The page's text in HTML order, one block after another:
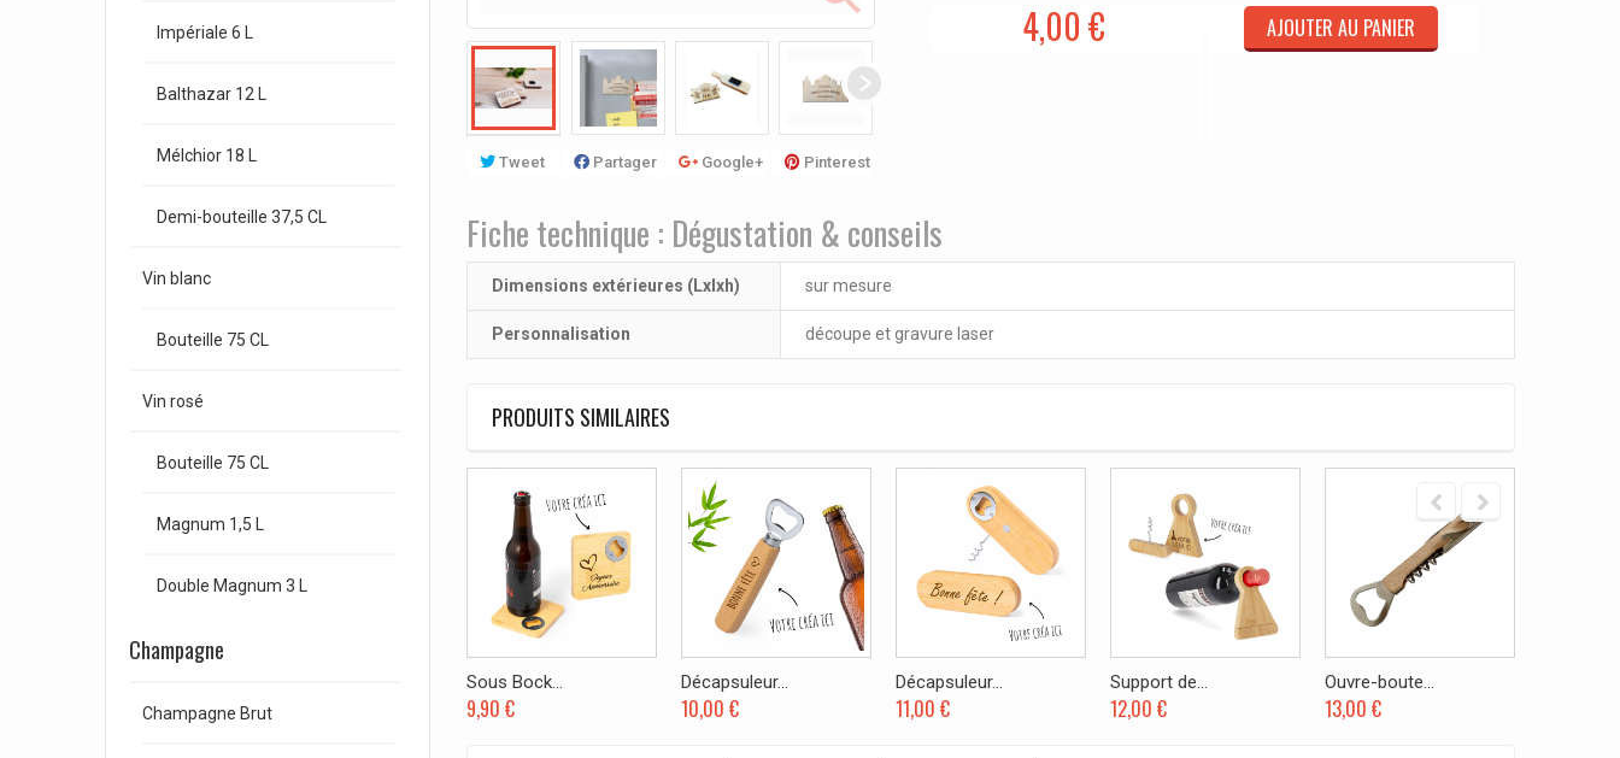
Impériale 6 L
Balthazar 12 L
Mélchior 18 L
Demi-bouteille 37,5 CL
Vin blanc
Bouteille 75 CL
Vin rosé
Bouteille 75 CL
Magnum 1,5 L
Double Magnum 3 L
Champagne
Champagne Brut
Tweet Partager Google+ Pinterest
4,00 € AJOUTER AU PANIER
Fiche technique : Dégustation & conseils
Dimensions extérieures (Lxlxh) sur mesure
Personnalisation découpe et gravure laser
PRODUITS SIMILAIRES
Sous Bock...
9,90 €
Décapsuleur...
10,00 €
Décapsuleur...
11,00 €
Support de...
12,00 €
Ouvre-boute...
13,00 €